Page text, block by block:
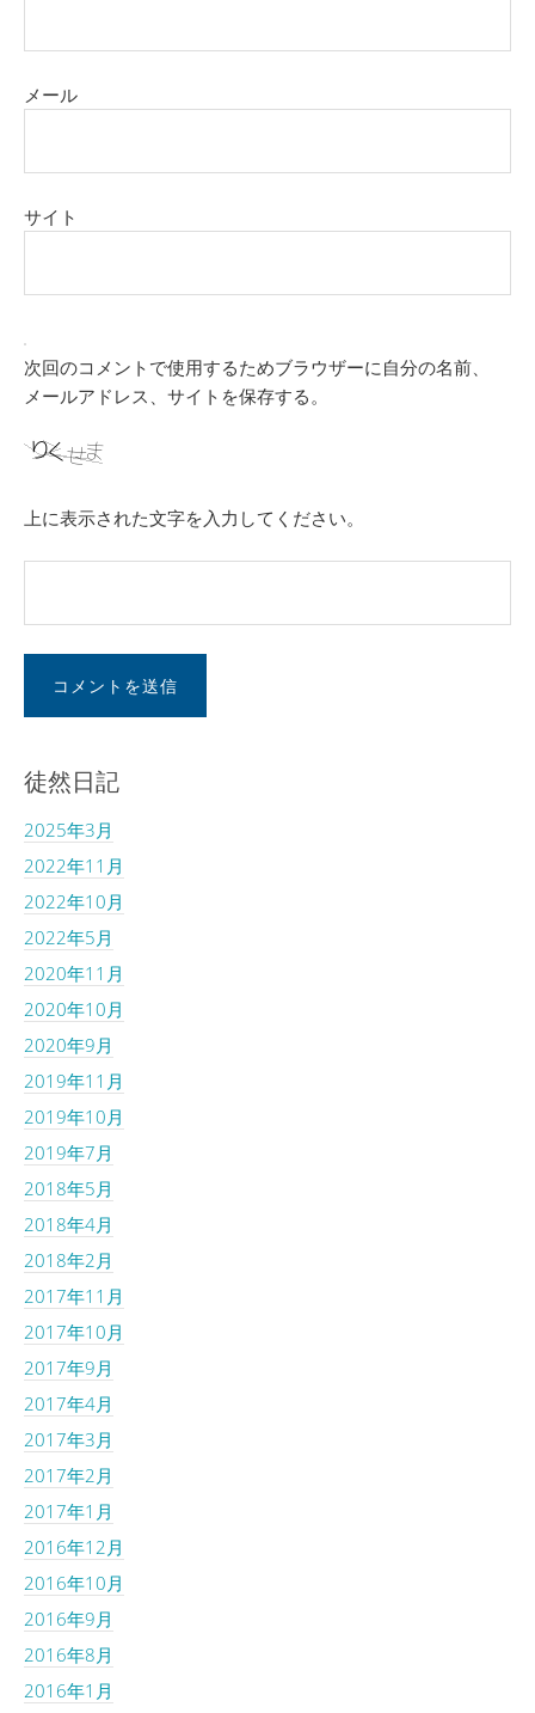
メール
サイト
次回のコメントで使用するためブラウザーに自分の名前、
メールアドレス、サイトを保存する。
上に表示された文字を入力してください。
徒然日記
2025年3月
2022年11月
2022年10月
2022年5月
2020年11月
2020年10月
2020年9月
2019年11月
2019年10月
2019年7月
2018年5月
2018年4月
2018年2月
2017年11月
2017年10月
2017年9月
2017年4月
2017年3月
2017年2月
2017年1月
2016年12月
2016年10月
2016年9月
2016年8月
2016年1月